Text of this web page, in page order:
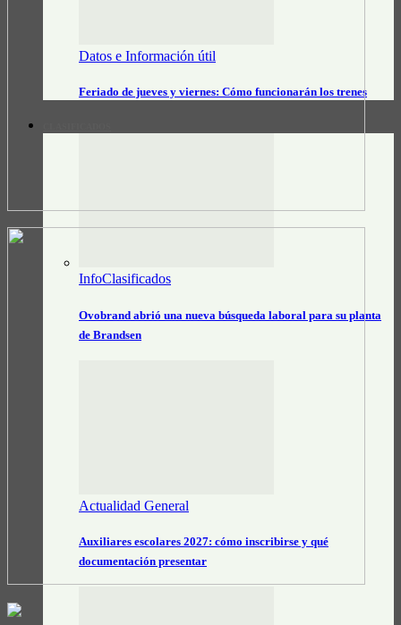
Datos e Información útil
Feriado de jueves y viernes: Cómo funcionarán los trenes
InfoClasificados
Ovobrand abrió una nueva búsqueda laboral para su planta
de Brandsen
Actualidad General
Auxiliares escolares 2027: cómo inscribirse y qué
documentación presentar